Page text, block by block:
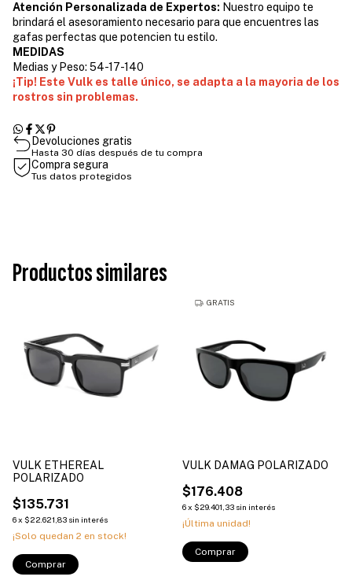
Atención Personalizada de Expertos: Nuestro equipo te
brindará el asesoramiento necesario para que encuentres las
gafas perfectas que potencien tu estilo.
MEDIDAS
Medias y Peso: 54-17-140
¡Tip! Este Vulk es talle único, se adapta a la mayoria de los
rostros sin problemas.
Devoluciones gratis
Hasta 30 días después de tu compra
Compra segura
Tus datos protegidos
Productos similares
VULK ETHEREAL
POLARIZADO
$135.731
6x $22.621,83 sin interés
¡Solo quedan 2 en stock!
Comprar
GRATIS
VULK DAMAG POLARIZADO
$176.408
6x $29.401,33 sin interés
¡Última unidad!
Comprar